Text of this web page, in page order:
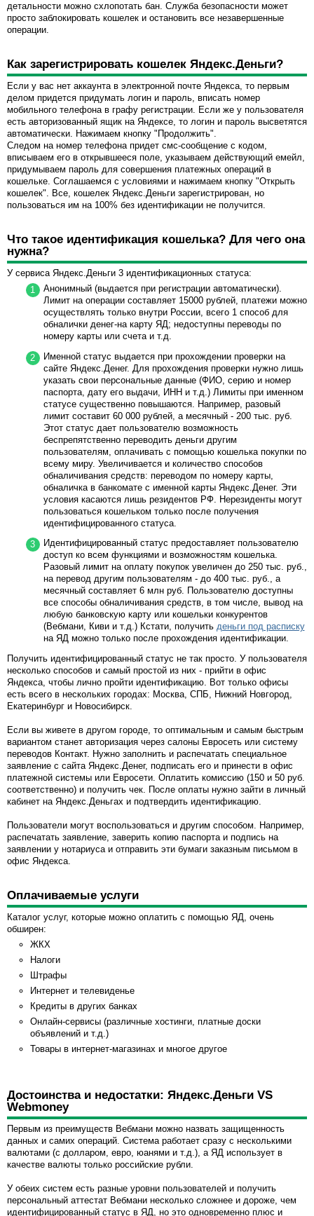
детальности можно схлопотать бан. Служба безопасности может
просто заблокировать кошелек и остановить все незавершенные
операции.
Как зарегистрировать кошелек Яндекс.Деньги?
Если у вас нет аккаунта в электронной почте Яндекса, то первым
делом придется придумать логин и пароль, вписать номер
мобильного телефона в графу регистрации. Если же у пользователя
есть авторизованный ящик на Яндексе, то логин и пароль высветятся
автоматически. Нажимаем кнопку "Продолжить".
Следом на номер телефона придет смс-сообщение с кодом,
вписываем его в открывшееся поле, указываем действующий емейл,
придумываем пароль для совершения платежных операций в
кошельке. Соглашаемся с условиями и нажимаем кнопку "Открыть
кошелек". Все, кошелек Яндекс.Деньги зарегистрирован, но
пользоваться им на 100% без идентификации не получится.
Что такое идентификация кошелька? Для чего она
нужна?
У сервиса Яндекс.Деньги 3 идентификационных статуса:
Анонимный (выдается при регистрации автоматически).
Лимит на операции составляет 15000 рублей, платежи можно
осуществлять только внутри России, всего 1 способ для
обналички денег-на карту ЯД; недоступны переводы по
номеру карты или счета и т.д.
Именной статус выдается при прохождении проверки на
сайте Яндекс.Денег. Для прохождения проверки нужно лишь
указать свои персональные данные (ФИО, серию и номер
паспорта, дату его выдачи, ИНН и т.д.) Лимиты при именном
статусе существенно повышаются. Например, разовый
лимит составит 60 000 рублей, а месячный - 200 тыс. руб.
Этот статус дает пользователю возможность
беспрепятственно переводить деньги другим
пользователям, оплачивать с помощью кошелька покупки по
всему миру. Увеличивается и количество способов
обналичивания средств: переводом по номеру карты,
обналичка в банкомате с именной карты Яндекс.Денег. Эти
условия касаются лишь резидентов РФ. Нерезиденты могут
пользоваться кошельком только после получения
идентифицированного статуса.
Идентифицированный статус предоставляет пользователю
доступ ко всем функциями и возможностям кошелька.
Разовый лимит на оплату покупок увеличен до 250 тыс. руб.,
на перевод другим пользователям - до 400 тыс. руб., а
месячный составляет 6 млн руб. Пользователю доступны
все способы обналичивания средств, в том числе, вывод на
любую банковскую карту или кошельки конкурентов
(Вебмани, Киви и т.д.) Кстати, получить деньги под расписку
на ЯД можно только после прохождения идентификации.
Получить идентифицированный статус не так просто. У пользователя
несколько способов и самый простой из них - прийти в офис
Яндекса, чтобы лично пройти идентификацию. Вот только офисы
есть всего в нескольких городах: Москва, СПБ, Нижний Новгород,
Екатеринбург и Новосибирск.
Если вы живете в другом городе, то оптимальным и самым быстрым
вариантом станет авторизация через салоны Евросеть или систему
переводов Контакт. Нужно заполнить и распечатать специальное
заявление с сайта Яндекс.Денег, подписать его и принести в офис
платежной системы или Евросети. Оплатить комиссию (150 и 50 руб.
соответственно) и получить чек. После оплаты нужно зайти в личный
кабинет на Яндекс.Деньгах и подтвердить идентификацию.
Пользователи могут воспользоваться и другим способом. Например,
распечатать заявление, заверить копию паспорта и подпись на
заявлении у нотариуса и отправить эти бумаги заказным письмом в
офис Яндекса.
Оплачиваемые услуги
Каталог услуг, которые можно оплатить с помощью ЯД, очень
обширен:
ЖКХ
Налоги
Штрафы
Интернет и телевиденье
Кредиты в других банках
Онлайн-сервисы (различные хостинги, платные доски
объявлений и т.д.)
Товары в интернет-магазинах и многое другое
Достоинства и недостатки: Яндекс.Деньги VS
Webmoney
Первым из преимуществ Вебмани можно назвать защищенность
данных и самих операций. Система работает сразу с несколькими
валютами (с долларом, евро, юанями и т.д.), а ЯД использует в
качестве валюты только российские рубли.
У обеих систем есть разные уровни пользователей и получить
персональный аттестат Вебмани несколько сложнее и дороже, чем
идентифицированный статус в ЯД, но это одновременно плюс и